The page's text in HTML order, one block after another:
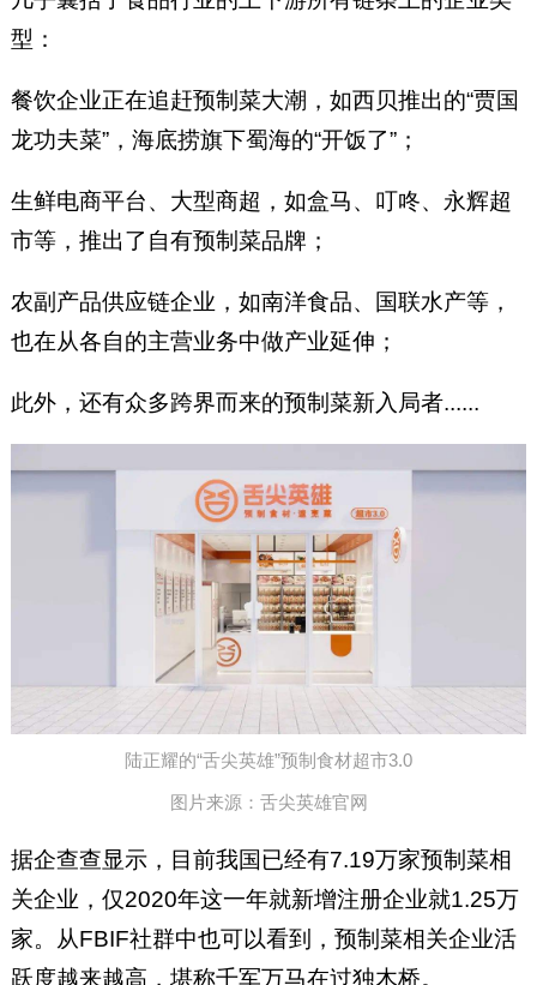
型：
餐饮企业正在追赶预制菜大潮，如西贝推出的“贾国
龙功夫菜”，海底捞旗下蜀海的“开饭了”；
生鲜电商平台、大型商超，如盒马、叮咚、永辉超
市等，推出了自有预制菜品牌；
农副产品供应链企业，如南洋食品、国联水产等，
也在从各自的主营业务中做产业延伸；
此外，还有众多跨界而来的预制菜新入局者......
陆正耀的“舌尖英雄”预制食材超市3.0
图片来源：舌尖英雄官网
据企查查显示，目前我国已经有7.19万家预制菜相
关企业，仅2020年这一年就新增注册企业就1.25万
家。从FBIF社群中也可以看到，预制菜相关企业活
跃度越来越高，堪称千军万马在过独木桥。